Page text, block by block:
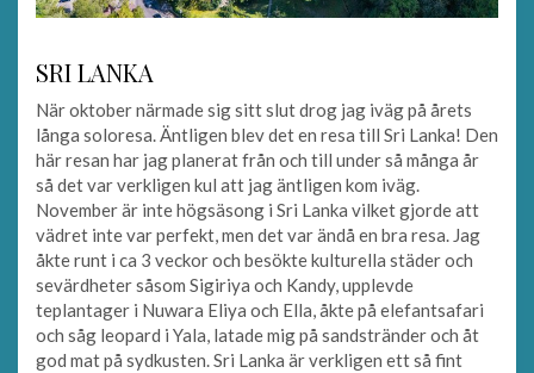
SRI LANKA
När oktober närmade sig sitt slut drog jag iväg på årets
långa soloresa. Äntligen blev det en resa till Sri Lanka! Den
här resan har jag planerat från och till under så många år
så det var verkligen kul att jag äntligen kom iväg.
November är inte högsäsong i Sri Lanka vilket gjorde att
vädret inte var perfekt, men det var ändå en bra resa. Jag
åkte runt i ca 3 veckor och besökte kulturella städer och
sevärdheter såsom Sigiriya och Kandy, upplevde
teplantager i Nuwara Eliya och Ella, åkte på elefantsafari
och såg leopard i Yala, latade mig på sandstränder och åt
god mat på sydkusten. Sri Lanka är verkligen ett så fint